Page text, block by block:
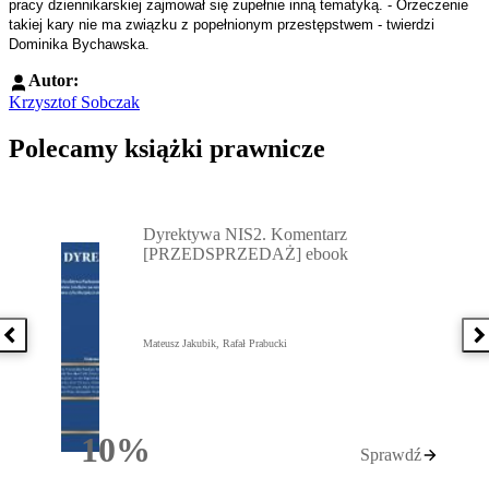
pracy dziennikarskiej zajmował się zupełnie inną tematyką. - Orzeczenie
takiej kary nie ma związku z popełnionym przestępstwem - twierdzi
Dominika Bychawska.
Autor:
Krzysztof Sobczak
Polecamy książki prawnicze
Poprzednia książka
10%Rabatu
Dyrektywa NIS2. Komentarz
[PRZEDSPRZEDAŻ] ebook
Mateusz Jakubik, Rafał Prabucki
Sprawdź